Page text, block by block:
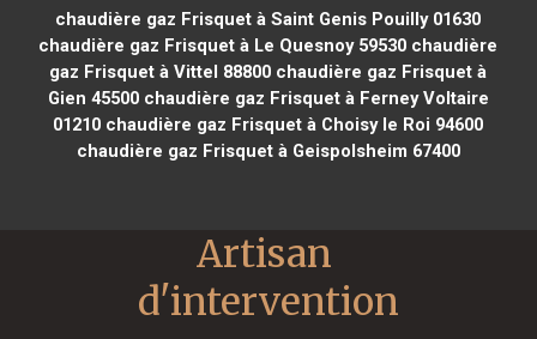
chaudière gaz Frisquet à Saint Genis Pouilly 01630
chaudière gaz Frisquet à Le Quesnoy 59530 chaudière
gaz Frisquet à Vittel 88800 chaudière gaz Frisquet à
Gien 45500chaudière gaz Frisquet à Ferney Voltaire
01210 chaudière gaz Frisquet à Choisy le Roi 94600
chaudière gaz Frisquet à Geispolsheim 67400
Artisan
d'intervention